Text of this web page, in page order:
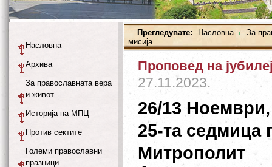
Прегледувате: Насловна
За
мисија
Проповед на
27.11.2023.
26/13
25-та седмица
Насловна
Архива
За православната вера
и живот...
Историја на МПЦ
Против сектите
Големи православни
празници